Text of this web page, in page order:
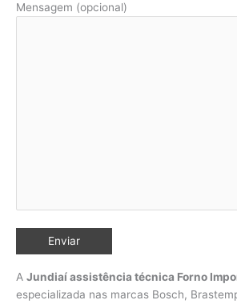
Mensagem (opcional)
A Jundiaí assistência técnica Forno
especializada nas marcas Bosch,